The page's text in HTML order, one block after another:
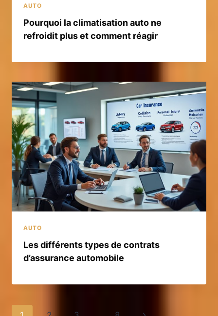
AUTO
Pourquoi la climatisation auto ne
refroidit plus et comment réagir
AUTO
Les différents types de contrats
d’assurance automobile